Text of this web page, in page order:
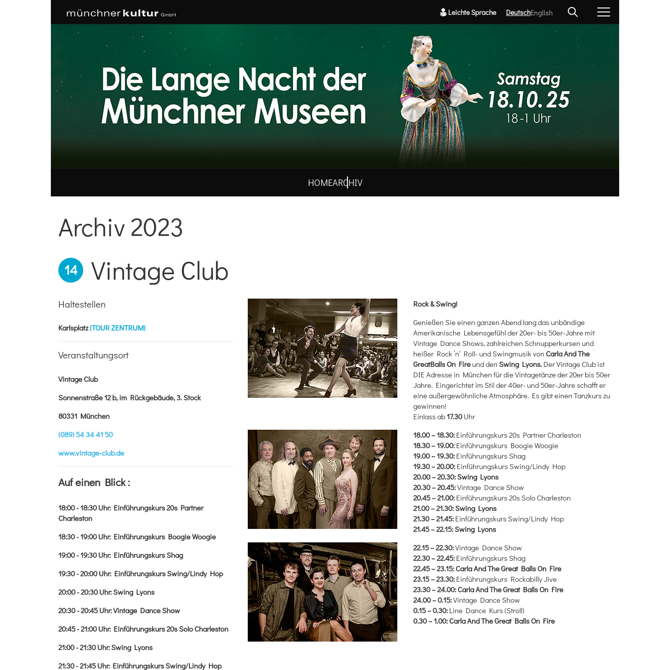
HOMEARCHIV
DeutschEnglish
Leichte Sprache
Archiv 2023
14 Vintage Club
Haltestellen
Karlsplatz(TOUR ZENTRUM)
Veranstaltungsort
Vintage Club
Sonnenstraße 12 b, im Rückgebäude, 3. Stock
80331 München
(089) 54 34 41 50
www.vintage-club.de
Auf einen Blick :
18:00 - 18:30Uhr: Einführungskurs 20s Partner
Charleston
18:30 - 19:00Uhr: Einführungskurs Boogie Woogie
19:00 - 19:30Uhr: Einführungskurs Shag
19:30 - 20:00Uhr: Einführungskurs Swing/Lindy Hop
20:00 - 20:30Uhr:Swing Lyons
20:30 - 20:45 Uhr:Vintage Dance Show
20:45 - 21:00Uhr: Einführungskurs 20s Solo Charleston
21:00 - 21:30Uhr:Swing Lyons
21:30 - 21:45 Uhr: Einführungskurs Swing/Lindy Hop
Rock & Swing!
Genießen Sie einen ganzen Abend lang das unbändige
Amerikanische Lebensgefühl der 20er- bis 50er-Jahre mit
Vintage Dance Shows, zahlreichen Schnupperkursen und
heißer Rock ’n‘ Roll- und Swingmusik von Carla And The
GreatBalls On Fire und den Swing Lyons. Der Vintage Club ist
DIE Adresse in München für die Vintagetänze der 20er bis 50er
Jahre. Eingerichtet im Stil der 40er- und 50er-Jahre schafft er
eine außergewöhnliche Atmosphäre. Es gibt einen Tanzkurs zu
gewinnen!
Einlass ab17.30Uhr
18.00 – 18.30: Einführungskurs 20s Partner Charleston
18.30 – 19.00: Einführungskurs Boogie Woogie
19.00 – 19.30: Einführungskurs Shag
19.30 – 20.00: Einführungskurs Swing/Lindy Hop
20.00 – 20.30: Swing Lyons
20.30 – 20.45:Vintage Dance Show
20.45 – 21.00: Einführungskurs 20s Solo Charleston
21.00 – 21.30: Swing Lyons
21.30 – 21.45: Einführungskurs Swing/Lindy Hop
21.45 – 22.15:Swing Lyons
22.15 – 22.30:Vintage Dance Show
22.30 – 22.45: Einführungskurs Shag
22.45 – 23.15: Carla And The Great Balls On Fire
23.15 – 23.30: Einführungskurs Rockabilly Jive
23.30 – 24.00: Carla And The Great Balls On Fire
24.00 – 0.15:Vintage Dance Show
0.15 – 0.30: Line Dance Kurs (Stroll)
0.30 – 1.00: Carla And The Great Balls On Fire